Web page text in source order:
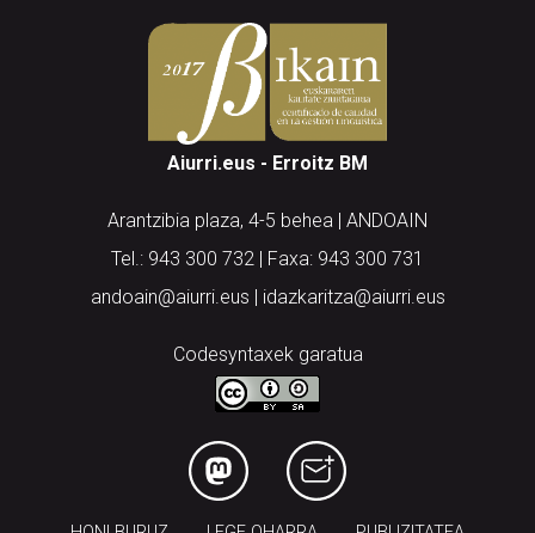
Aiurri.eus - Erroitz BM
Arantzibia plaza, 4-5 behea | ANDOAIN
Tel.: 943 300 732 | Faxa: 943 300 731
andoain@aiurri.eus | idazkaritza@aiurri.eus
Codesyntaxek garatua